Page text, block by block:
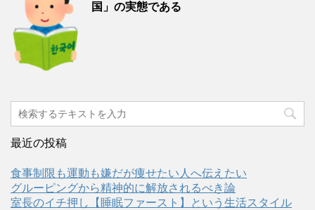
国」の実態である
最近の投稿
食事制限も運動も嫌だが痩せたい人へ伝えたい
グルーピングから精神的に解放されるべき論
室長のイチ押し【睡眠ファースト】という生活スタイル